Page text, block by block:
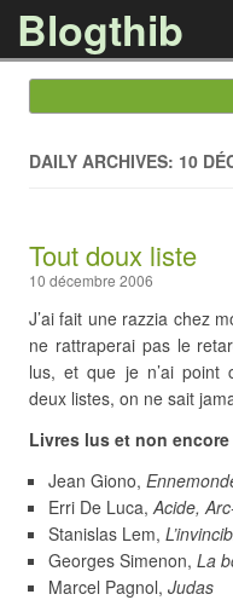
Blogthib
DAILY ARCHIVES: 10
Tout doux liste
10 décembre 2006
J’ai fait une razzia chez
ne rattraperai pas le
lus, et que je n’ai point
deux listes, on ne sait
Livres lus et non
Jean Giono,
Erri De Luca,Acide,
Stanislas Lem,
Georges Simenon, La
Marcel Pagnol, Judas